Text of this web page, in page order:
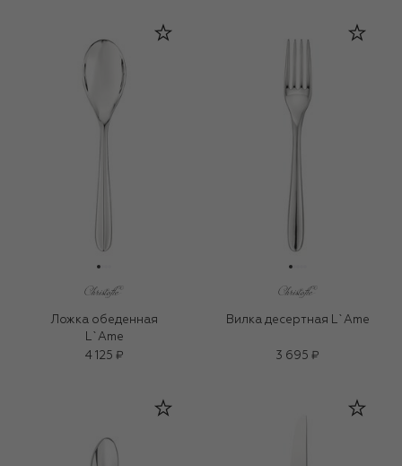
Ложка обеденная
L`Ame
4 125 ₽
Вилка десертная L`Ame
3 695 ₽